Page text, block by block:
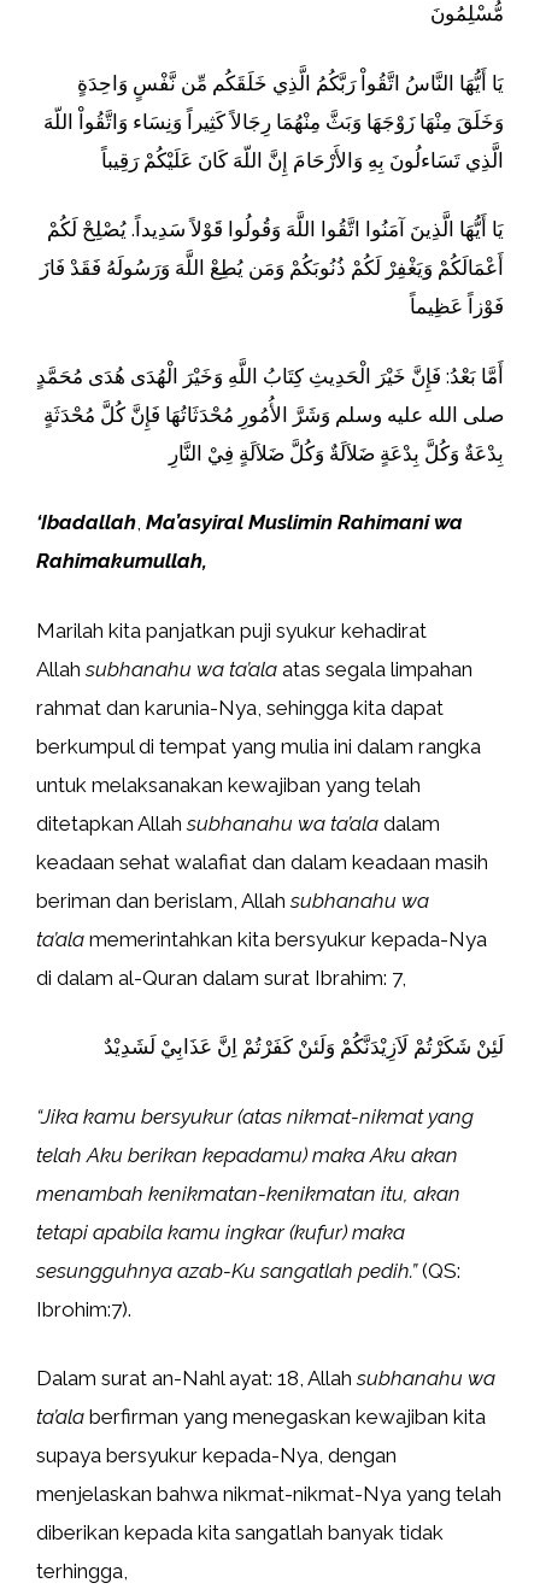
مُّسْلِمُونَ
يَا أَيُّهَا النَّاسُ اتَّقُواْ رَبَّكُمُ الَّذِي خَلَقَكُم مِّن نَّفْسٍ وَاحِدَةٍ
وَخَلَقَ مِنْهَا زَوْجَهَا وَبَثَّ مِنْهُمَا رِجَالاً كَثِيراً وَنِسَاء وَاتَّقُواْ اللّهَ
الَّذِي تَسَاءلُونَ بِهِ وَالأَرْحَامَ إِنَّ اللّهَ كَانَ عَلَيْكُمْ رَقِيباً
يَا أَيُّهَا الَّذِينَ آمَنُوا اتَّقُوا اللَّهَ وَقُولُوا قَوْلاً سَدِيداً. يُصْلِحْ لَكُمْ
أَعْمَالَكُمْ وَيَغْفِرْ لَكُمْ ذُنُوبَكُمْ وَمَن يُطِعْ اللَّهَ وَرَسُولَهُ فَقَدْ فَازَ
فَوْزاً عَظِيماً
أَمَّا بَعْدُ: فَإِنَّ خَيْرَ الْحَدِيثِ كِتَابُ اللَّهِ وَخَيْرَ الْهُدَى هُدَى مُحَمَّدٍ
صلى الله عليه وسلم وَشَرَّ الأُمُورِ مُحْدَثَاتُهَا فَإِنَّ كُلَّ مُحْدَثَةٍ
بِدْعَةٌ وَكُلَّ بِدْعَةٍ ضَلاَلَةٌ وَكُلَّ ضَلاَلَةٍ فِيْ النَّارِ
‘Ibadallah, Ma’asyiral Muslimin Rahimani wa
Rahimakumullah,
Marilah kita panjatkan puji syukur kehadirat
Allahsubhanahu wa ta’ala atas segala limpahan
rahmat dan karunia-Nya, sehingga kita dapat
berkumpul di tempat yang mulia ini dalam rangka
untuk melaksanakan kewajiban yang telah
ditetapkan Allahsubhanahu wa ta’ala dalam
keadaan sehat walafiat dan dalam keadaan masih
beriman dan berislam, Allahsubhanahu wa
ta’ala memerintahkan kita bersyukur kepada-Nya
di dalam al-Quran dalam surat Ibrahim: 7,
لَئِنْ شَكَرْتُمْ لَاَزِيْدَنَّكُمْ وَلَئنْ كَفَرْتُمْ اِنَّ عَذَابِيْ لَشَدِيْدٌ
“Jika kamu bersyukur (atas nikmat-nikmat yang
telah Aku berikan kepadamu) maka Aku akan
menambah kenikmatan-kenikmatan itu, akan
tetapi apabila kamu ingkar (kufur) maka
sesungguhnya azab-Ku sangatlah pedih.”(QS:
Ibrohim:7).
Dalam surat an-Nahl ayat: 18, Allahsubhanahu wa
ta’ala berfirman yang menegaskan kewajiban kita
supaya bersyukur kepada-Nya, dengan
menjelaskan bahwa nikmat-nikmat-Nya yang telah
diberikan kepada kita sangatlah banyak tidak
terhingga,